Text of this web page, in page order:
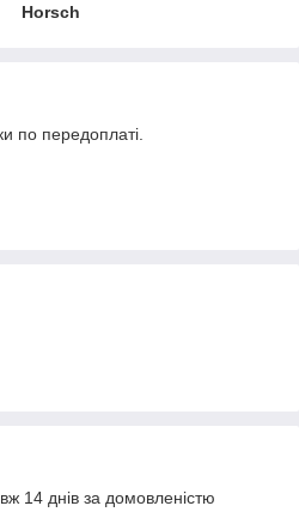
Horsch
по передоплаті.
14 днів за домовленістю